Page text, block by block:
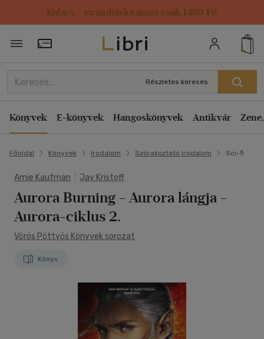
Kulacs / strandtáska most csak 1499 Ft!
Törzsvásárlói Kártya adatai
Részletes keresés
Könyvek E-könyvek Hangoskönyvek Antikvár
Főoldal Könyvek Irodalom Szórakoztató irodalom Sci-fi
Amie Kaufman Jay Kristoff
Aurora Burning - Aurora lángja -
Aurora-ciklus 2.
Vörös Pöttyös Könyvek sorozat
Könyv